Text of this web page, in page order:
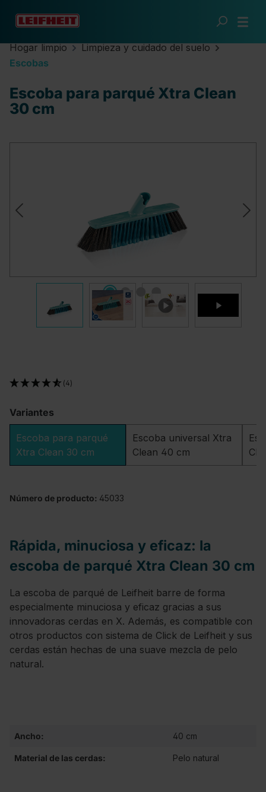
Saltar al contenido principal
Hogar limpio
Limpieza y cuidado del suelo
Escobas
Escoba para parqué Xtra Clean
30 cm
(4)
Variantes
Escoba para parqué
Xtra Clean 30 cm
Escoba universal Xtra
Clean 40 cm
Número de producto: 45033
Rápida, minuciosa y eficaz: la
escoba de parqué Xtra Clean 30 cm
La escoba de parqué de Leifheit barre de forma
especialmente minuciosa y eficaz gracias a sus
innovadoras cerdas en X. Además, es compatible con
otros productos con sistema de Click de Leifheit y sus
cerdas están hechas de una suave mezcla de pelo
natural.
Ancho: 40 cm
Material de las cerdas: Pelo natural